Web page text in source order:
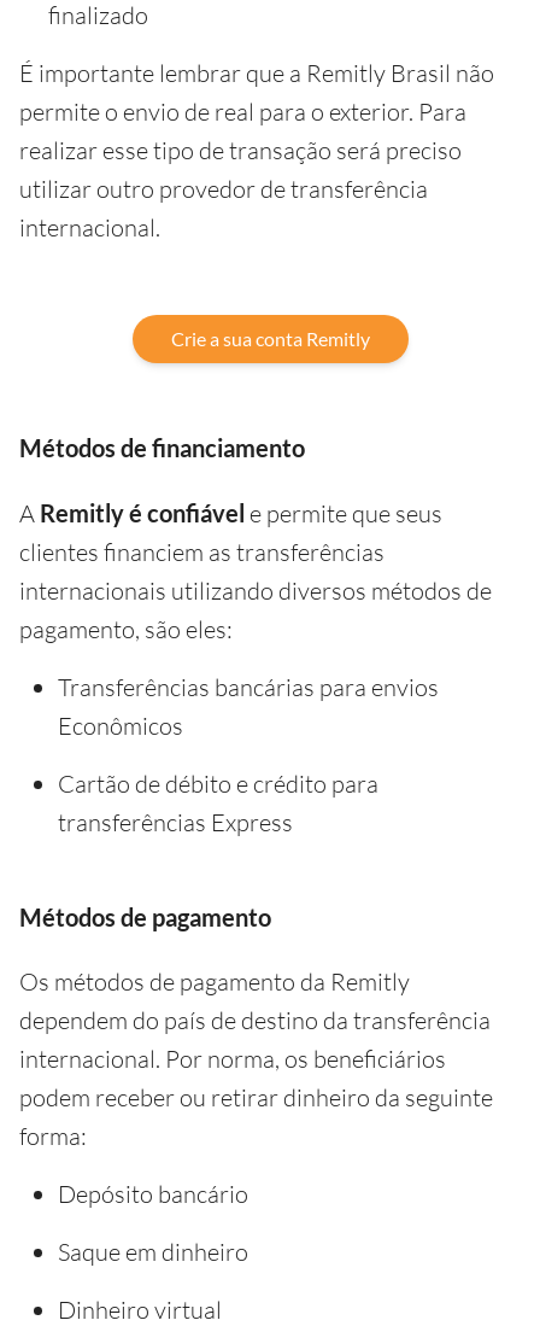
finalizado
É importante lembrar que a Remitly Brasil não
permite o envio de real para o exterior. Para
realizar esse tipo de transação será preciso
utilizar outro provedor de transferência
internacional.
Crie a sua conta Remitly
Métodos de financiamento
A Remitly é confiável e permite que seus
clientes financiem as transferências
internacionais utilizando diversos métodos de
pagamento, são eles:
Transferências bancárias para envios
Econômicos
Cartão de débito e crédito para
transferências Express
Métodos de pagamento
Os métodos de pagamento da Remitly
dependem do país de destino da transferência
internacional. Por norma, os beneficiários
podem receber ou retirar dinheiro da seguinte
forma:
Depósito bancário
Saque em dinheiro
Dinheiro virtual